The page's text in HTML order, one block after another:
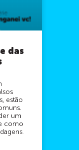
das
estão
um
como